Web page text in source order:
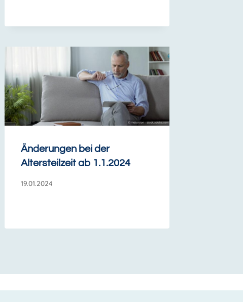
Änderungen bei der
Altersteilzeit ab 1.1.2024
19.01.2024